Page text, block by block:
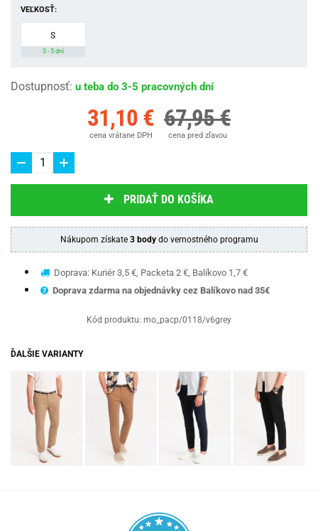
VEĽKOSŤ:
S
3 - 5 dní
Dostupnosť: u teba do 3-5 pracovných dní
31,10 €
cena vrátane DPH
67,95 €
cena pred zľavou
PRIDAŤ DO KOŠÍKA
Nákupom získate 3 bodydo vernostného programu
Doprava: Kuriér 3,5 €, Packeta 2 €, Balíkovo 1,7 €
Doprava zdarma na objednávky cez Balíkovo nad 35€
Kód produktu: mo_pacp/0118/v6grey
ĎALŠIE VARIANTY